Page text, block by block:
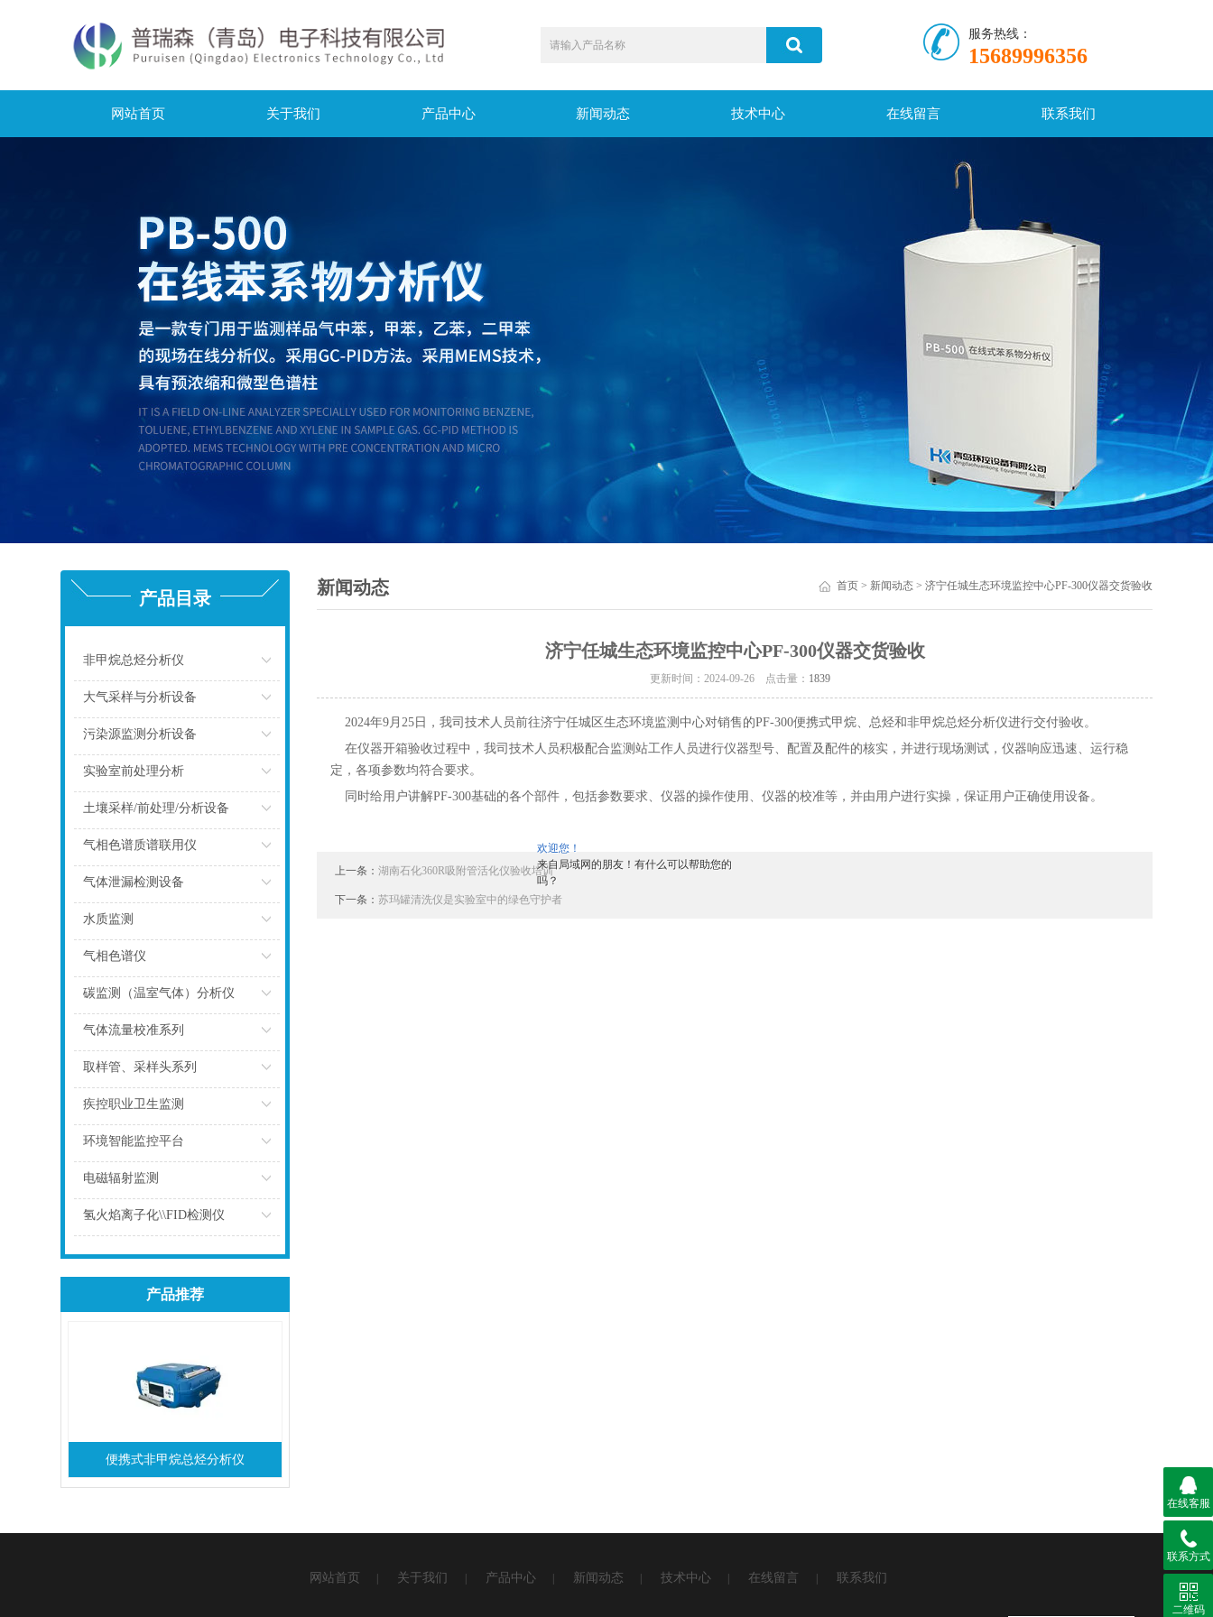
欢迎您！
来自局域网的朋友！有什么可以帮助您的
吗？
服务热线：
15689996356
网站首页 关于我们 产品中心 新闻动态 技术中心 在线留言 联系我们
产品目录
非甲烷总烃分析仪
大气采样与分析设备
污染源监测分析设备
实验室前处理分析
点击
土壤采样/前处理/分析设备
气相色谱质谱联用仪
气体泄漏检测设备
水质监测
气相色谱仪
点击
碳监测（温室气体）分析仪
气体流量校准系列
取样管、采样头系列
疾控职业卫生监测
环境智能监控平台
电磁辐射监测
点击
氢火焰离子化\\FID检测仪
产品推荐
便携式非甲烷总烃分析仪
新闻动态 首页> 新闻动态> 济宁任城生态环境监控中心PF-300仪器交货验收
济宁任城生态环境监控中心PF-300仪器交货验收
更新时间：2024-09-26 点击量： 1839
2024年9月25日，我司技术人员前往济宁任城区生态环境监测中心对销售的PF-300便携式甲烷、总烃和非甲烷总烃分析仪进行交付验收。
在仪器开箱验收过程中，我司技术人员积极配合监测站工作人员进行仪器型号、配置及配件的核实，并进行现场测试，仪器响应迅速、运行稳
定，各项参数均符合要求。
同时给用户讲解PF-300基础的各个部件，包括参数要求、仪器的操作使用、仪器的校准等，并由用户进行实操，保证用户正确使用设备。
上一条：湖南石化360R吸附管活化仪验收培训
下一条：苏玛罐清洗仪是实验室中的绿色守护者
网站首页 关于我们 产品中心 新闻动态 技术中心 在线留言 联系我们
在线客服
联系方式
二维码